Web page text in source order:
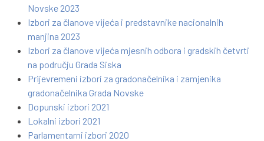
Novske 2023
Izbori za članove vijeća i predstavnike nacionalnih
manjina 2023
Izbori za članove vijeća mjesnih odbora i gradskih četvrti
na području Grada Siska
Prijevremeni izbori za gradonačelnika i zamjenika
gradonačelnika Grada Novske
Dopunski izbori 2021
Lokalni izbori 2021
Parlamentarni izbori 2020